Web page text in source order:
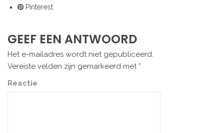
Pinterest
GEEF EEN ANTWOORD
Het e-mailadres wordt niet gepubliceerd.
Vereiste velden zijn gemarkeerd met *
Reactie